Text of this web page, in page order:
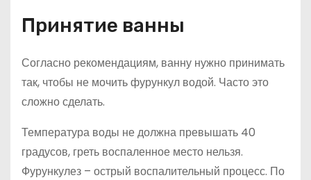
Принятие ванны
Согласно рекомендациям, ванну нужно принимать
так, чтобы не мочить фурункул водой. Часто это
сложно сделать.
Температура воды не должна превышать 40
градусов, греть воспаленное место нельзя.
Фурункулез – острый воспалительный процесс. По